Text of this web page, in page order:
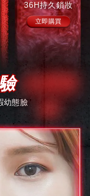
36H持久鎖妝
立即購買
幼態臉